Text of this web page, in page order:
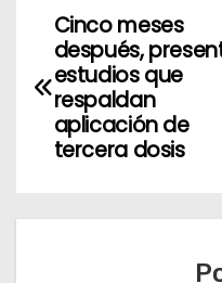
N
a
Cinco meses
después,
estudios que
respaldan
aplicación de
tercera dosis